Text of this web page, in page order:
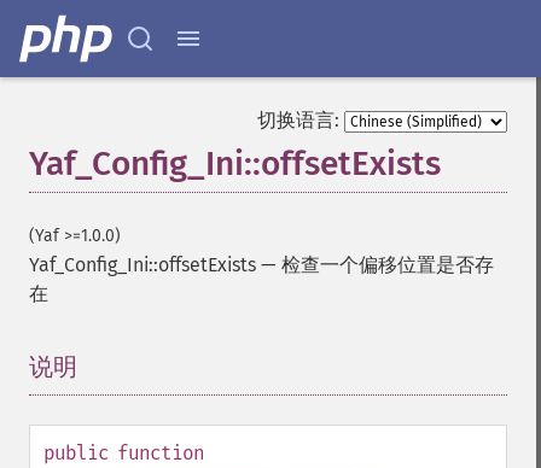
切换语言:
Yaf_Config_Ini::offsetExists
(Yaf >=1.0.0)
Yaf_Config_Ini::offsetExists — 检查一个偏移位置是否存
在
说明
public function